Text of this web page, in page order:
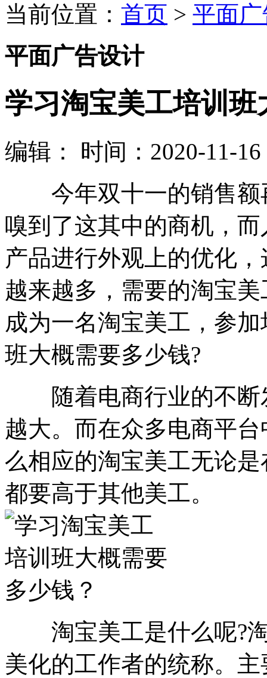
当前位置： 首页 > 平面
平面广告设计
学习淘宝美工培训
编辑：
时间：2020-11-16
今年双十一的销售额
嗅到了这其中的商机，
产品进行外观上的优化
越来越多，需要的淘宝
成为一名淘宝美工，参
班大概需要多少钱?
随着电商行业的不断
越大。而在众多电商平
么相应的淘宝美工无论
都要高于其他美工。
淘宝美工是什么呢?淘
美化的工作者的统称。